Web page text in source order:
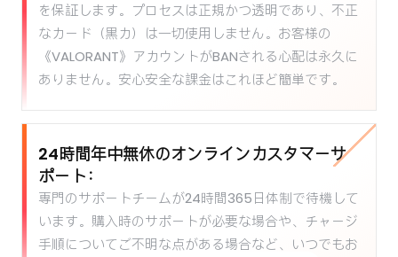
を保証します。プロセスは正規かつ透明であり、不正
なカード（黒カ）は一切使用しません。お客様の
《VALORANT》アカウントがBANされる心配は永久に
ありません。安心安全な課金はこれほど簡単です。
24時間年中無休のオンラインカスタマーサ
ポート：
専門のサポートチームが24時間365日体制で待機して
います。購入時のサポートが必要な場合や、チャージ
手順についてご不明な点がある場合など、いつでもお